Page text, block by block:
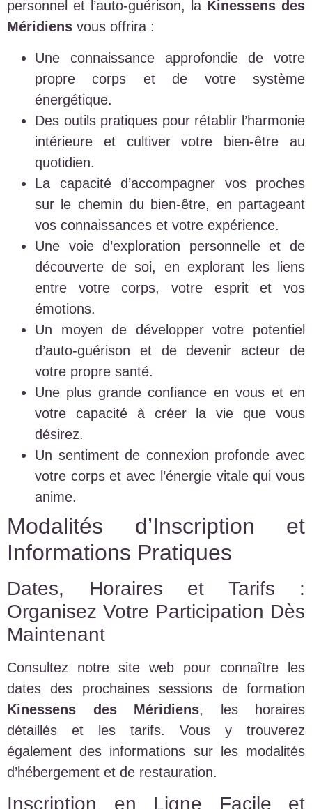
personnel et l’auto-guérison, la Kinessens des
Méridiens vous offrira :
Une connaissance approfondie de votre
propre corps et de votre système
énergétique.
Des outils pratiques pour rétablir l’harmonie
intérieure et cultiver votre bien-être au
quotidien.
La capacité d’accompagner vos proches
sur le chemin du bien-être, en partageant
vos connaissances et votre expérience.
Une voie d’exploration personnelle et de
découverte de soi, en explorant les liens
entre votre corps, votre esprit et vos
émotions.
Un moyen de développer votre potentiel
d’auto-guérison et de devenir acteur de
votre propre santé.
Une plus grande confiance en vous et en
votre capacité à créer la vie que vous
désirez.
Un sentiment de connexion profonde avec
votre corps et avec l’énergie vitale qui vous
anime.
Modalités d’Inscription et
Informations Pratiques
Dates, Horaires et Tarifs :
Organisez Votre Participation Dès
Maintenant
Consultez notre site web pour connaître les
dates des prochaines sessions de formation
Kinessens des Méridiens, les horaires
détaillés et les tarifs. Vous y trouverez
également des informations sur les modalités
d’hébergement et de restauration.
Inscription en Ligne Facile et